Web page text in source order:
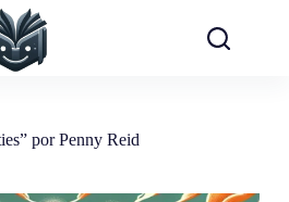
por Penny Reid